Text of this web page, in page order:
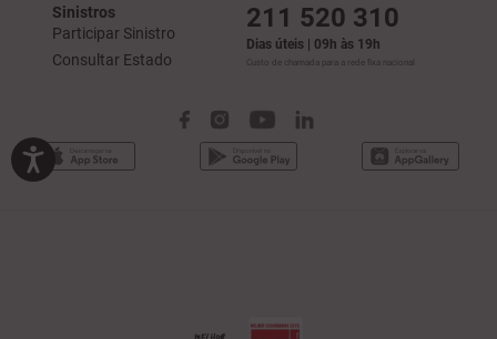
Sinistros
Participar Sinistro
Consultar Estado
211 520 310
Dias úteis | 09h às 19h
Custo de chamada para a rede fixa nacional